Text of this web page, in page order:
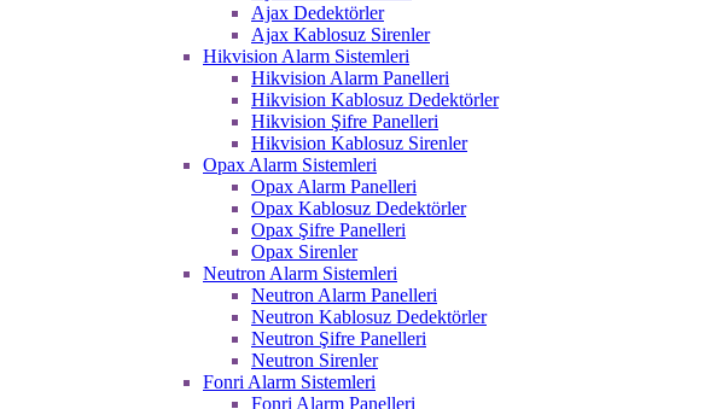
Ajax Dedektörler
Ajax Kablosuz Sirenler
Hikvision Alarm Sistemleri
Hikvision Alarm Panelleri
Hikvision Kablosuz Dedektörler
Hikvision Şifre Panelleri
Hikvision Kablosuz Sirenler
Opax Alarm Sistemleri
Opax Alarm Panelleri
Opax Kablosuz Dedektörler
Opax Şifre Panelleri
Opax Sirenler
Neutron Alarm Sistemleri
Neutron Alarm Panelleri
Neutron Kablosuz Dedektörler
Neutron Şifre Panelleri
Neutron Sirenler
Fonri Alarm Sistemleri
Fonri Alarm Panelleri